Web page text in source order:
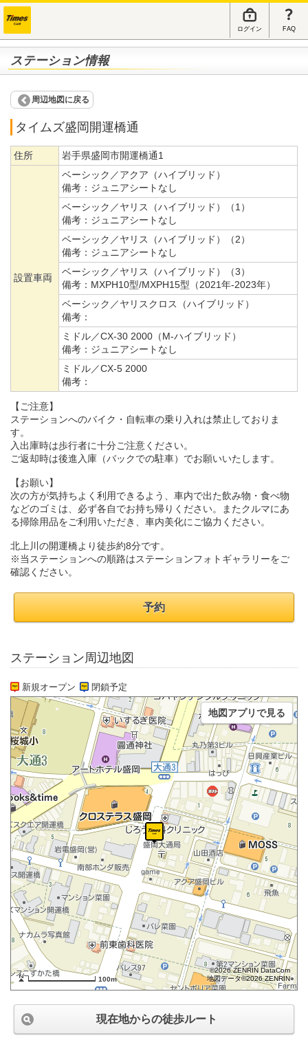
ログイン FAQ
ステーション情報
周辺地図に戻る
タイムズ盛岡開運橋通
住所 岩手県盛岡市開運橋通1
設置車両
ベーシック／アクア（ハイブリッド）
備考： ジュニアシートなし
ベーシック／ヤリス（ハイブリッド）（1）
備考： ジュニアシートなし
ベーシック／ヤリス（ハイブリッド）（2）
備考： ジュニアシートなし
ベーシック／ヤリス（ハイブリッド）（3）
備考： MXPH10型/MXPH15型（2021年-2023年）
ベーシック／ヤリスクロス（ハイブリッド）
備考：
ミドル／CX-30 2000（M-ハイブリッド）
備考： ジュニアシートなし
ミドル／CX-5 2000
備考：
【ご注意】
ステーションへのバイク・自転車の乗り入れは禁止しておりま
す。
入出庫時は歩行者に十分ご注意ください。
ご返却時は後進入庫（バックでの駐車）でお願いいたします。
【お願い】
次の方が気持ちよく利用できるよう、車内で出た飲み物・食べ物
などのゴミは、必ず各自でお持ち帰りください。またクルマにあ
る掃除用品をご利用いただき、車内美化にご協力ください。
北上川の開運橋より徒歩約8分です。
※当ステーションへの順路はステーションフォトギャラリーをご
確認ください。
予約
ステーション周辺地図
新規オープン 閉鎖予定
100m
©2026 ZENRIN DataCom
地図データ©2026 ZENRIN
地図アプリで見る
現在地からの徒歩ルート